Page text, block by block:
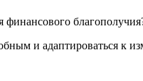
финансового
и адаптироваться к